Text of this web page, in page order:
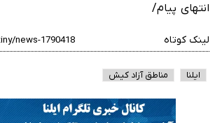
انتهای پیام/
لینک کوتاه
ایلنا مناطق آزاد کیش